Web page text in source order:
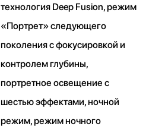
технология Deep Fusion, режим
«Портрет» следующего
поколения с фокусировкой и
контролем глубины,
портретное освещение с
шестью эффектами, ночной
режим, режим ночного